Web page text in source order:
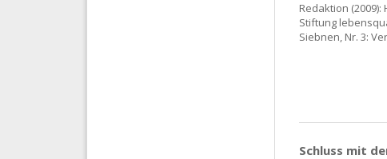
Redaktion
Stiftung
Siebnen, Nr. 3:
Schluss mit